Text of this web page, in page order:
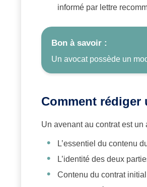
informé par lettre
Bon à savoir :
Un avocat possède un
Comment rédiger
Un avenant au contrat est
L’essentiel du contenu
L’identité des deux
Contenu du contrat